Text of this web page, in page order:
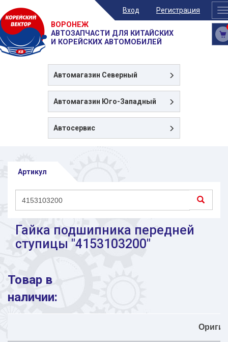
Вход Регистрация
ВОРОНЕЖ
АВТОЗАПЧАСТИ ДЛЯ КИТАЙСКИХ
И КОРЕЙСКИХ АВТОМОБИЛЕЙ
Автомагазин Северный
Автомагазин Юго-Западный
Автосервис
Артикул
Гайка подшипника передней
ступицы "4153103200"
Товар в
наличии: